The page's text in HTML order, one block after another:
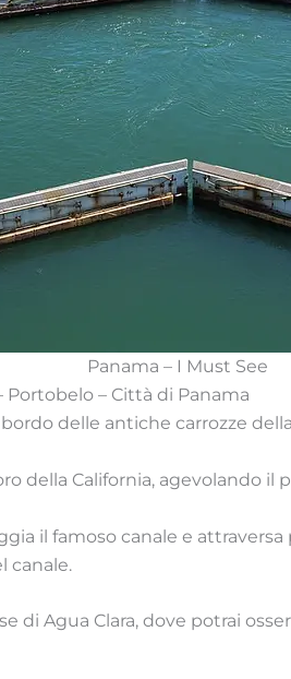
Panama – I Must See
Portobelo – Città di Panama
delle antiche carrozze
della California, agevolando il
il famoso canale e
canale.
di Agua Clara, dove potrai